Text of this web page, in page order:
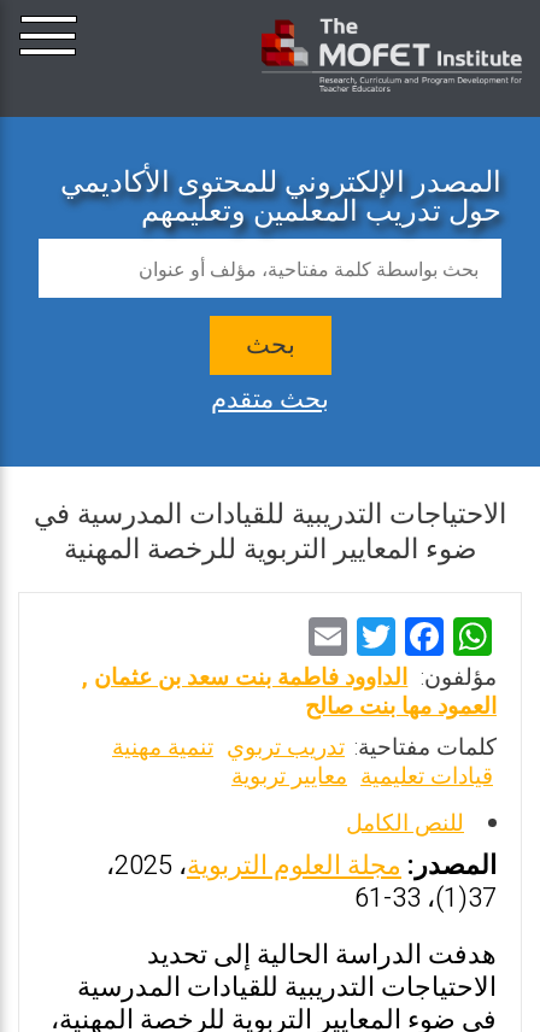
المصدر الإلكتروني للمحتوى الأكاديمي
حول تدريب المعلمين وتعليمهم
بحث
بحث متقدم
الاحتياجات التدريبية للقيادات المدرسية في
ضوء المعايير التربوية للرخصة المهنية
W
h
at
s
A
p
p
F
a
ce
b
o
o
k
T
wi
tt
er
m
ai
l
مؤلفون: الداوود فاطمة بنت سعد بن عثمان ,
العمود مها بنت صالح
كلمات مفتاحية: تدريب تربوي تنمية مهنية
قيادات تعليمية معايير تربوية
للنص الكامل
المصدر:مجلة العلوم التربوية
، 2025،
37(1)، 33-61
هدفت الدراسة الحالية إلى تحديد
الاحتياجات التدريبية للقيادات المدرسية
في ضوء المعايير التربوية للرخصة المهنية،